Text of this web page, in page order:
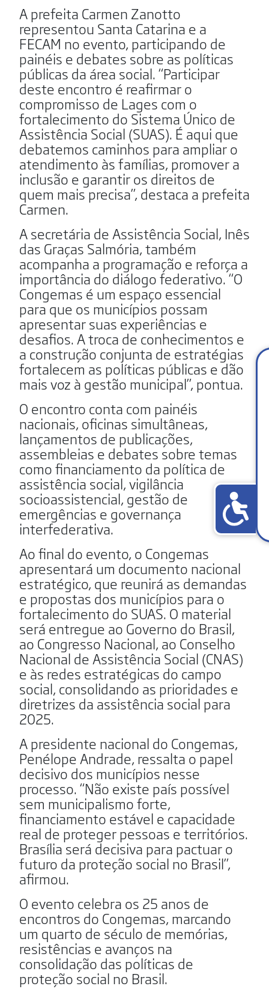
A prefeita Carmen Zanotto
representou Santa Catarina e a
FECAM no evento, participando de
painéis e debates sobre as políticas
públicas da área social. “Participar
deste encontro é reafirmar o
compromisso de Lages com o
fortalecimento do Sistema Único de
Assistência Social (SUAS). É aqui que
debatemos caminhos para ampliar o
atendimento às famílias, promover a
inclusão e garantir os direitos de
quem mais precisa”, destaca a prefeita
Carmen.
A secretária de Assistência Social, Inês
das Graças Salmória, também
acompanha a programação e reforça a
importância do diálogo federativo. “O
Congemas é um espaço essencial
para que os municípios possam
apresentar suas experiências e
desafios. A troca de conhecimentos e
a construção conjunta de estratégias
fortalecem as políticas públicas e dão
mais voz à gestão municipal”, pontua.
O encontro conta com painéis
nacionais, oficinas simultâneas,
lançamentos de publicações,
assembleias e debates sobre temas
como financiamento da política de
assistência social, vigilância
socioassistencial, gestão de
emergências e governança
interfederativa.
Ao final do evento, o Congemas
apresentará um documento nacional
estratégico, que reunirá as demandas
e propostas dos municípios para o
fortalecimento do SUAS. O material
será entregue ao Governo do Brasil,
ao Congresso Nacional, ao Conselho
Nacional de Assistência Social (CNAS)
e às redes estratégicas do campo
social, consolidando as prioridades e
diretrizes da assistência social para
2025.
A presidente nacional do Congemas,
Penélope Andrade, ressalta o papel
decisivo dos municípios nesse
processo. “Não existe país possível
sem municipalismo forte,
financiamento estável e capacidade
real de proteger pessoas e territórios.
Brasília será decisiva para pactuar o
futuro da proteção social no Brasil”,
afirmou.
O evento celebra os 25 anos de
encontros do Congemas, marcando
um quarto de século de memórias,
resistências e avanços na
consolidação das políticas de
proteção social no Brasil.